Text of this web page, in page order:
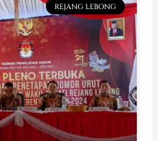
REJANG LEBONG